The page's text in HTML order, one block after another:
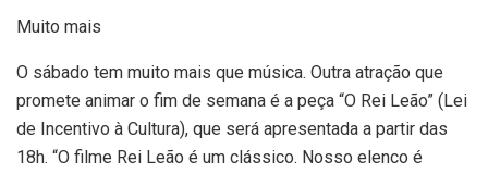
Muito mais
O sábado tem muito mais que música. Outra atração que
promete animar o fim de semana é a peça “O Rei Leão” (Lei
de Incentivo à Cultura), que será apresentada a partir das
18h. “O filme Rei Leão é um clássico. Nosso elenco é